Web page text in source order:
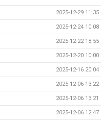
2025-12-29 11:35
2025-12-24 10:08
2025-12-22 18:55
2025-12-20 10:00
2025-12-16 20:04
2025-12-06 13:22
2025-12-06 13:21
2025-12-06 12:47